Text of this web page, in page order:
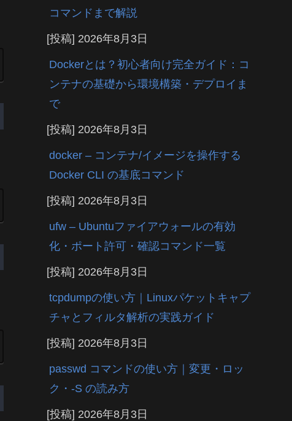
コマンドまで解説
[投稿] 2026年8月3日
Dockerとは？初心者向け完全ガイド：コ
ンテナの基礎から環境構築・デプロイま
で
[投稿] 2026年8月3日
docker – コンテナ/イメージを操作する
Docker CLI の基底コマンド
[投稿] 2026年8月3日
ufw – Ubuntuファイアウォールの有効
化・ポート許可・確認コマンド一覧
[投稿] 2026年8月3日
tcpdumpの使い方｜Linuxパケットキャプ
チャとフィルタ解析の実践ガイド
[投稿] 2026年8月3日
passwd コマンドの使い方｜変更・ロッ
ク・-S の読み方
[投稿] 2026年8月3日